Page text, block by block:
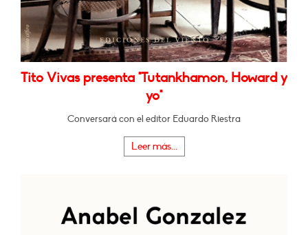
Tito Vivas presenta "Tutankhamon, Howard y
yo"
Conversará con el editor Eduardo Riestra
Leer más...